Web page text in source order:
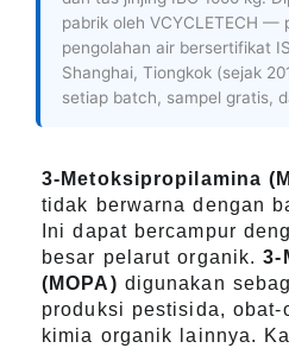
pabrik oleh VCYCLETECH —
pengolahan air bersertifikat
Shanghai, Tiongkok (sejak
setiap batch, sampel gratis,
3-Metoksipropilamina
tidak berwarna dengan
Ini dapat bercampur
besar pelarut organik.3-
(MOPA) digunakan
produksi pestisida, obat-
kimia organik lainnya.